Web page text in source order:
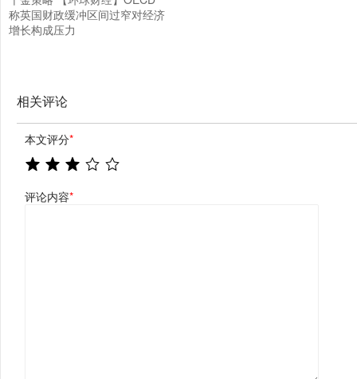
称英国财政缓冲区间过窄对经济
增长构成压力
相关评论
本文评分*
评论内容*